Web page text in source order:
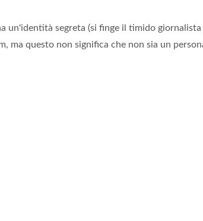
un'identità segreta (si finge il timido
ma questo non significa che non sia un